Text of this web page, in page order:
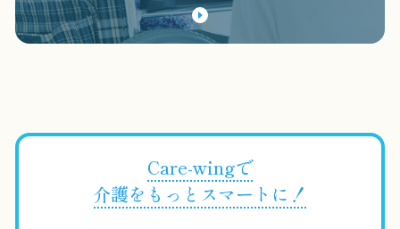
Care-wingで
介護をもっとスマートに！